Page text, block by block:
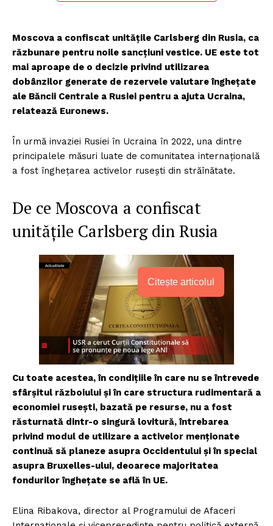
Moscova a confiscat unitățile Carlsberg din Rusia, ca
răzbunare pentru noile sancțiuni vestice. UE este tot
mai aproape de o decizie privind utilizarea
dobânzilor generate de rezervele valutare înghețate
ale Băncii Centrale a Rusiei pentru a ajuta Ucraina,
relatează Euronews.
În urmă invaziei Rusiei în Ucraina în 2022, una dintre
principalele măsuri luate de comunitatea internațională
a fost înghețarea activelor rusești din străînătate.
De ce Moscova a confiscat
unitățile Carlsberg din Rusia
Citește articolul
Cu toate acestea, în condițiile în care nu se întrevede
sfârșitul războiului și în care structura rudimentară a
economiei rusești, bazată pe resurse, nu a fost
răsturnată dintr-o singură lovitură, întrebarea
privind modul de utilizare a activelor menționate
continuă să planeze asupra Occidentului și în special
asupra Bruxelles-ului, deoarece majoritatea
fondurilor înghețate se află în UE.
Elina Ribakova, director al Programului de Afaceri